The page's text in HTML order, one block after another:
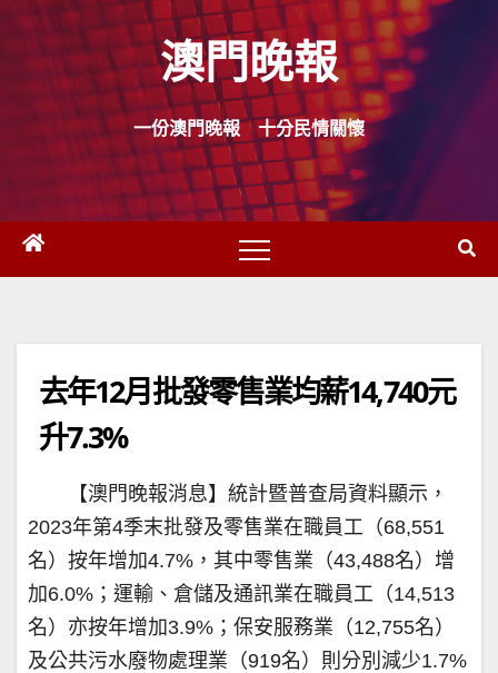
Skip
content
澳門晚報
一份澳門晚報 十分民情關懷
去年12月批發零售業均薪14,740元
升7.3%
【澳門晚報消息】統計暨普查局資料顯示，
2023年第4季末批發及零售業在職員工（68,551
名）按年增加4.7%，其中零售業（43,488名）增
加6.0%；運輸、倉儲及通訊業在職員工（14,513
名）亦按年增加3.9%；保安服務業（12,755名）
及公共污水廢物處理業（919名）則分別減少1.7%